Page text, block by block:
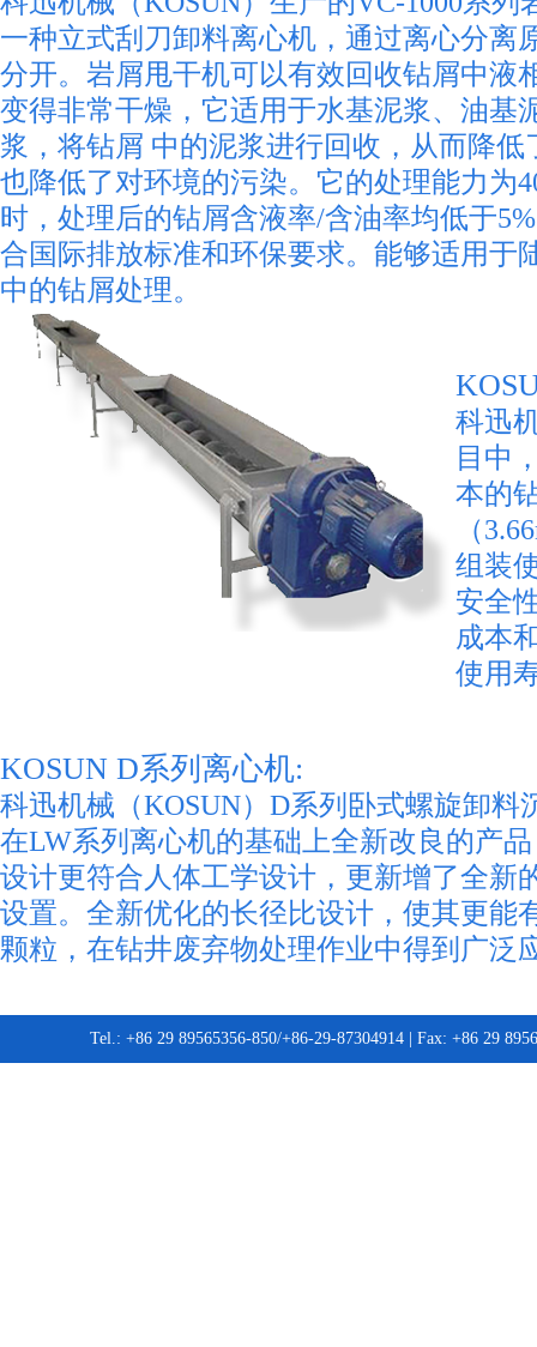
一种立式刮刀卸料离心机，通过离心分离
分开。岩屑甩干机可以有效回收钻屑中液
变得非常干燥，它适用于水基泥浆、油基
浆，将钻屑 中的泥浆进行回收，从而降低
也降低了对环境的污染。它的处理能力为
时，处理后的钻屑含液率/含油率均低于
合国际排放标准和环保要求。能够适用于
中的钻屑处理。
科迅
目中
本的
（
组装
安全
成本
使用
KOSUN D系列离心机:
科迅机械（KOSUN）D系列卧式螺旋卸料
在LW系列离心机的基础上全新改良的产
设计更符合人体工学设计，更新增了全新
设置。全新优化的长径比设计，使其更能
颗粒，在钻井废弃物处理作业中得到广泛
Tel.: +86 29 89565356-850/+86-29-87304914 | Fax: +86 29